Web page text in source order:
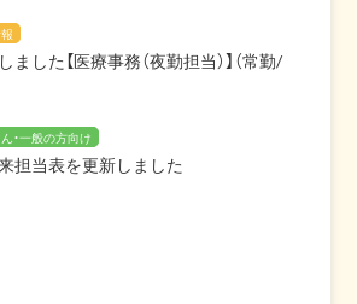
した【医療事務（夜勤担当）】（常勤/
・一般の方向け
来担当表を更新しました